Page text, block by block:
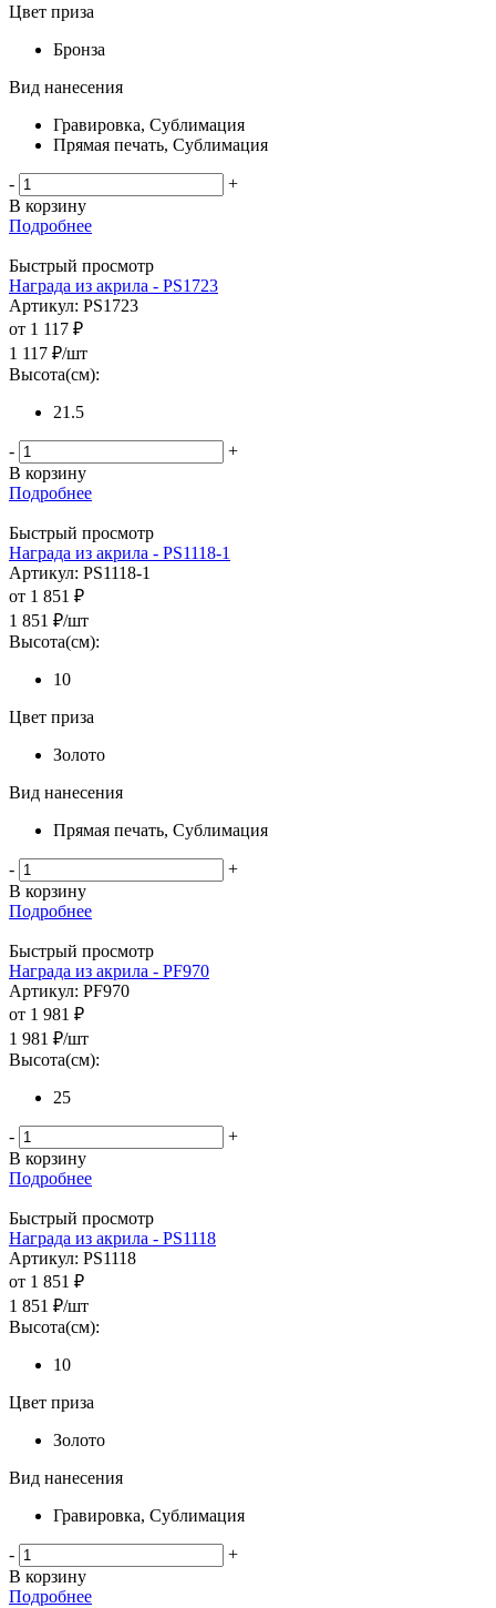
Цвет приза
Бронза
Вид нанесения
Гравировка, Сублимация
Прямая печать, Сублимация
-
+
В корзину
Подробнее
Быстрый просмотр
Награда из акрила - PS1723
Артикул: PS1723
от 1 117 ₽
1 117 ₽/шт
Высота(см):
21.5
-
+
В корзину
Подробнее
Быстрый просмотр
Награда из акрила - PS1118-1
Артикул: PS1118-1
от 1 851 ₽
1 851 ₽/шт
Высота(см):
10
Цвет приза
Золото
Вид нанесения
Прямая печать, Сублимация
-
+
В корзину
Подробнее
Быстрый просмотр
Награда из акрила - PF970
Артикул: PF970
от 1 981 ₽
1 981 ₽/шт
Высота(см):
25
-
+
В корзину
Подробнее
Быстрый просмотр
Награда из акрила - PS1118
Артикул: PS1118
от 1 851 ₽
1 851 ₽/шт
Высота(см):
10
Цвет приза
Золото
Вид нанесения
Гравировка, Сублимация
-
+
В корзину
Подробнее